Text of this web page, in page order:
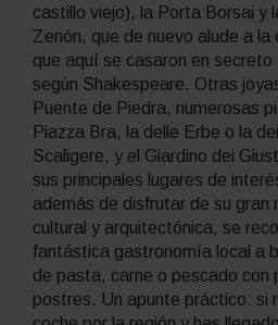
castillo viejo), la Porta Borsai y
Zenón, que de nuevo alude a
que aquí se casaron en secreto
según Shakespeare. Otras
Puente de Piedra, numerosas
Piazza Bra, la delle Erbe o la
Scaligere, y el Giardino dei
sus principales lugares de
además de disfrutar de su gran
cultural y arquitectónica, se
fantástica gastronomía local a
de pasta, carne o pescado con
postres. Un apunte práctico: si